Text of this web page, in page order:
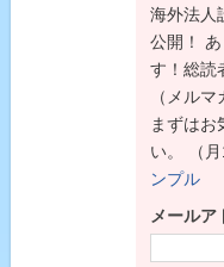
海外法人
公開！
す！総読
（メル
まずはお
い。 （
ンプル
メールア